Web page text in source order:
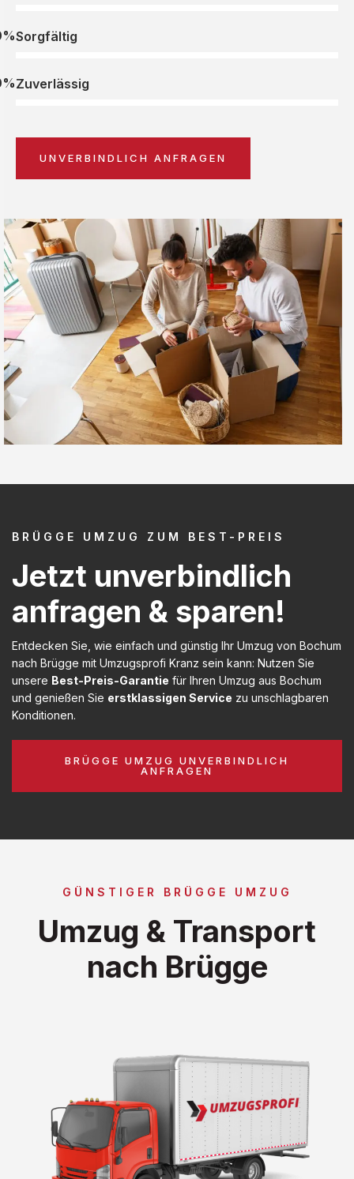
Sorgfältig
Zuverlässig
UNVERBINDLICH ANFRAGEN
BRÜGGE UMZUG ZUM BEST-PREIS
Jetzt unverbindlich
anfragen & sparen!
Entdecken Sie, wie einfach und günstig Ihr Umzug von Bochum
nach Brügge mit Umzugsprofi Kranz sein kann: Nutzen Sie
unsere Best-Preis-Garantie für Ihren Umzug aus Bochum
und genießen Sie erstklassigen Service zu unschlagbaren
Konditionen.
BRÜGGE UMZUG UNVERBINDLICH
ANFRAGEN
GÜNSTIGER BRÜGGE UMZUG
Umzug & Transport
nach Brügge